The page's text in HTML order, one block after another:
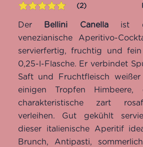
Bewertet mit
5.00
von 5,
basierend
Kundenbewertungen
2
Der Bellini Canellaist
venezianische Aperitivo-
servierfertig, fruchtig und
0,25-l-Flasche. Er verbindet
Saft und Fruchtfleisch
einigen Tropfen
charakteristische zart
verleihen. Gut gekühlt
dieser italienische Aperitif
Brunch, Antipasti,